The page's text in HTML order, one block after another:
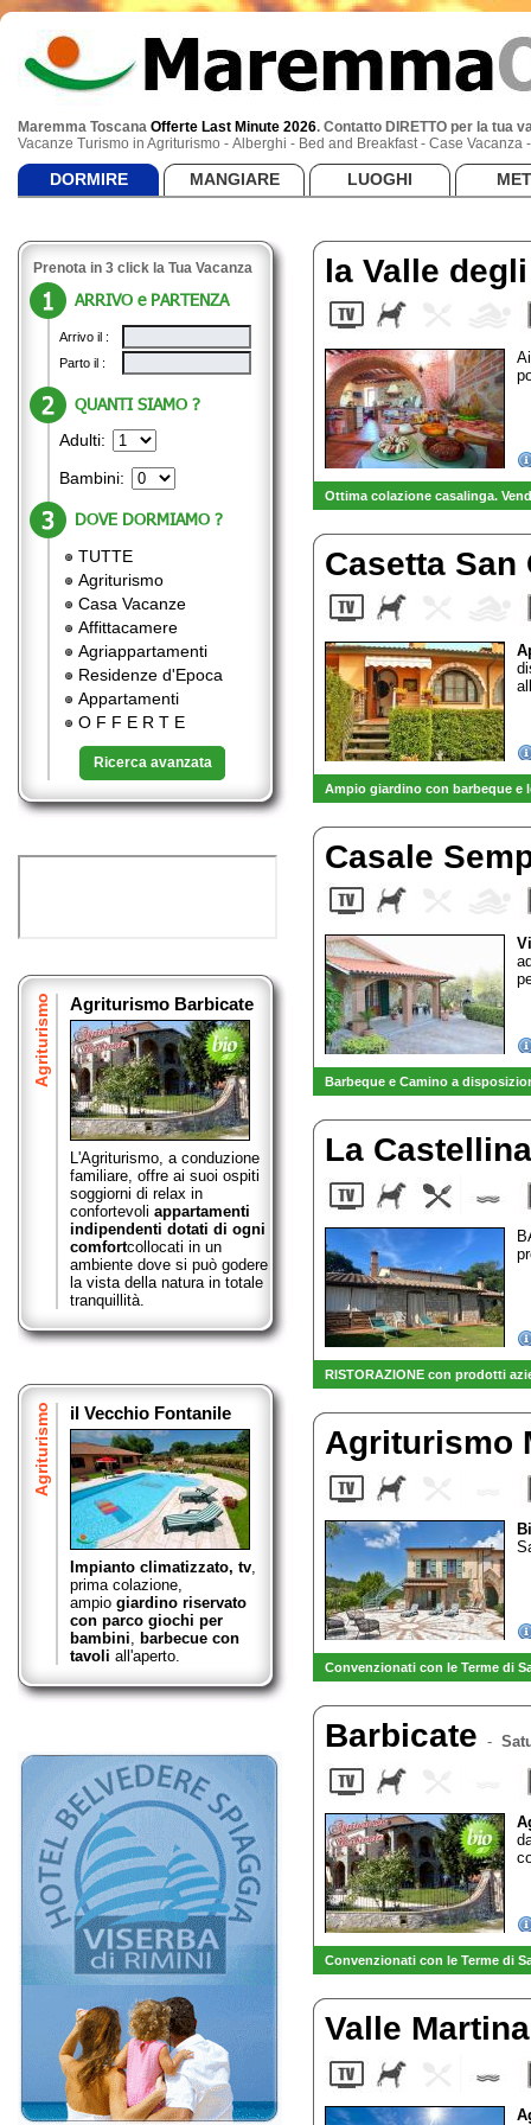
Maremma Toscana Offerte Last Minute 2026. Contatto DIRETTO per la tua
Vacanze Turismo in Agriturismo - Alberghi - Bed and Breakfast - Case
DORMIRE MANGIARE LUOGHI
Prenota in 3 click la Tua Vacanza
ARRIVO e PARTENZA
Arrivo il :
Parto il :
QUANTI SIAMO ?
Adulti:
Bambini:
DOVE DORMIAMO ?
TUTTE
Agriturismo
Casa Vacanze
Affittacamere
Agriappartamenti
Residenze d'Epoca
Appartamenti
O F F E R T E
Ricerca avanzata
Agriturismo Agriturismo Barbicate
L'Agriturismo, a conduzione
familiare, offre ai suoi ospiti
soggiorni di relax in
confortevoli appartamenti
indipendenti dotati di ogni
comfortcollocati in un
ambiente dove si può godere
la vista della natura in totale
tranquillità.
Agriturismo il Vecchio Fontanile
Impianto climatizzato, tv,
prima colazione,
ampio giardino riservato
con parco giochi per
bambini, barbecue con
tavoli all'aperto.
la Valle
Ottima colazione casalinga.
Casetta
Ampio giardino con barbeque e
Casale
Barbeque e Camino a
La
RISTORAZIONE con prodotti
Agriturismo
Convenzionati con le Terme di
Barbicate -
Convenzionati con le Terme di
Valle